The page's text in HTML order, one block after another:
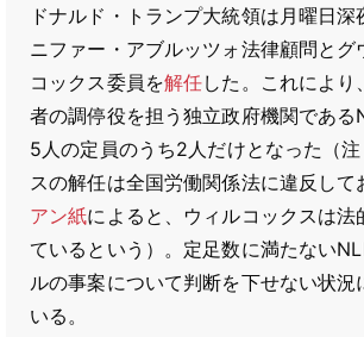
ドナルド・トランプ大統領は月曜日深
ニファー・アブルッツォ法律顧問とグ
コックス委員を解任した。これにより
者の調停役を担う独立政府機関である
5人の定員のうち2人だけとなった（
スの解任は全国労働関係法に違反して
アン紙によると、ウィルコックスは法
ているという）。定足数に満たない
ルの事案について判断を下せない状況
いる。